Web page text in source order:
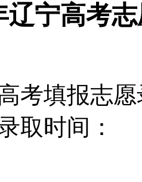
辽宁高考
考填报志
取时间：